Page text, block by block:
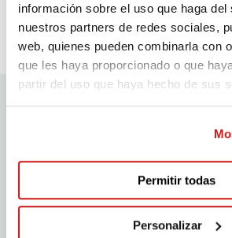
información sobre el uso que haga del
nuestros partners de redes sociales,
web, quienes pueden combinarla con
que les haya proporcionado o que
partir del uso que haya hecho de sus
Permitir todas
Personalizar
Patrocinadors